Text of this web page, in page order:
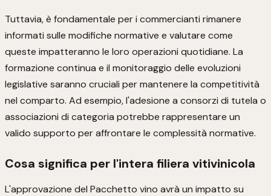
Tuttavia, è fondamentale per i commercianti rimanere
informati sulle modifiche normative e valutare come
queste impatteranno le loro operazioni quotidiane. La
formazione continua e il monitoraggio delle evoluzioni
legislative saranno cruciali per mantenere la competitività
nel comparto. Ad esempio, l'adesione a consorzi di tutela o
associazioni di categoria potrebbe rappresentare un
valido supporto per affrontare le complessità normative.
Cosa significa per l'intera filiera vitivinicola
L'approvazione del Pacchetto vino avrà un impatto su